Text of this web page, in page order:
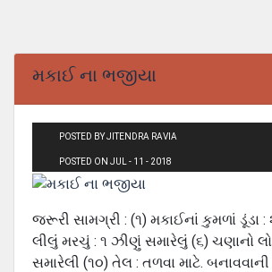
મકાઈ ના ભજીયા
POSTED BY JITENDRA RAVIA
POSTED ON JUL - 11 - 2018
જરૂરી સામગ્રી : (૧) મકાઈનાં કુમળાં
લીલું મરચું : ૧ ઝીણું સમારેલું (૬) ચણાનો
સમારેલી (૧૦) તેલ : તળવા માટે.